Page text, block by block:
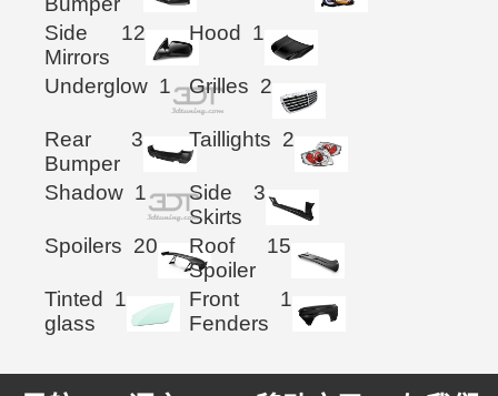
Side
Mirrors
12 Hood 1
Underglow 1 Grilles 2
Rear
Bumper
3 Taillights 2
Shadow 1
Side
Skirts
3
Spoilers 20
Roof
Spoiler
15
Tinted
glass
1
Front
Fenders
1